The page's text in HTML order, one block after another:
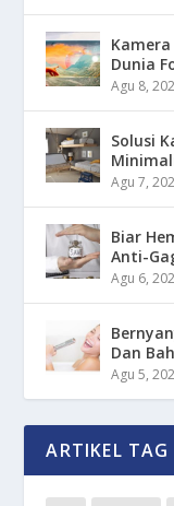
Dunia
Agu 8,
Solusi
Agu 7,
Biar
Anti-
Agu 6,
Dan
Agu 5,
ARTIKEL TAG